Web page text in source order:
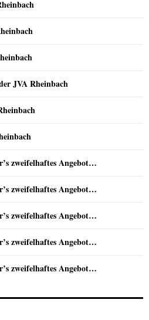
JVA Rheinbach
zweifelhaftes Angebot…
zweifelhaftes Angebot…
zweifelhaftes Angebot…
zweifelhaftes Angebot…
zweifelhaftes Angebot…